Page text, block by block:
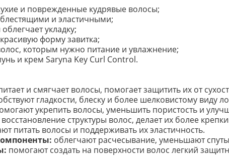
и поврежденные кудрявые волосы;
и эластичными;
укладку;
форму завитка;
которым нужно питание и увлажнение;
и крем Saryna Key Curl Control.
и смягчает волосы, помогает защитить их от
гладкости, блеску и более шелковистому виду
укрепить волосы, уменьшить пористость и
структуры волос, делает их более
питать волосы и поддерживать их эластичность.
облегчают расчесывание, уменьшают
помогают создать на поверхности волос легкий